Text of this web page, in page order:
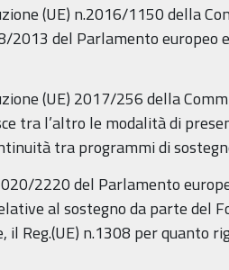
(UE) n.2016/1150 della
2013 del Parlamento
(UE) 2017/256 della
tra l’altro le modalità di
tra programmi di
2220 del Parlamento
al sostegno da parte del
il Reg.(UE) n.1308 per quanto